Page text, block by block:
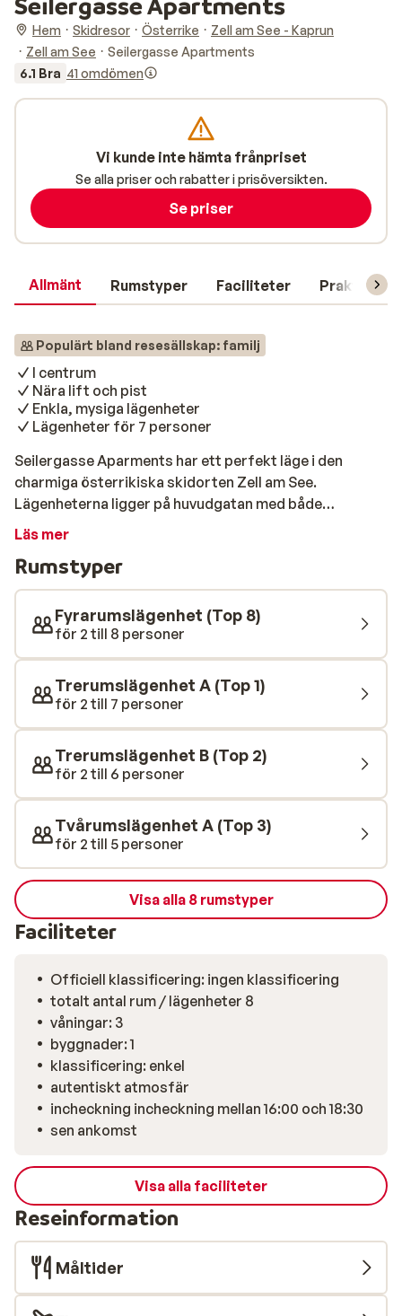
Hem Skidresor Österrike
Zell am See - Kaprun
Zell am See
Seilergasse Apartments
6.1 Bra 41 omdömen
Allmänt Rumstyper Faciliteter Praktisk
Populärt bland resesällskap: familj
I centrum
Nära lift och pist
Enkla, mysiga lägenheter
Lägenheter för 7 personer
Seilergasse Aparments har ett perfekt läge i den
charmiga österrikiska skidorten Zell am See.
Lägenheterna ligger på huvudgatan med både
restauranger och afterskibarer nära till hands med
några minuters promenad från Seilergasse, så att du
kan spendera så mycket tid du vill i det spännande
skidområdet. Seilergasse består av enkla men fina
lägenheter, som rymmer upp till sju personer. Vi
rekommenderar Seilergasse Apartments till alla som
vill bo nära till allt under sin skidresa i Zell am See.
Läs mer
Rumstyper
Fyrarumslägenhet (Top 8)
för 2 till 8 personer
Trerumslägenhet A (Top 1)
för 2 till 7 personer
Trerumslägenhet B (Top 2)
för 2 till 6 personer
Tvårumslägenhet A (Top 3)
för 2 till 5 personer
Visa alla 8 rumstyper
Faciliteter
Officiell klassificering: ingen klassificering
totalt antal rum / lägenheter 8
våningar: 3
byggnader: 1
klassificering: enkel
autentiskt atmosfär
incheckning incheckning mellan 16:00 och 18:30
sen ankomst
Visa alla faciliteter
Reseinformation
Måltider
Vi kunde inte hämta frånpriset
Se alla priser och rabatter i prisöversikten.
Se priser